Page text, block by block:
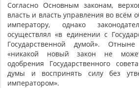
Согласно Основным законам,
власть и власть управления во всём
императору, однако
осуществлял «в единении с
Государственной думой».
«никакой новый закон не
одобрения Государственного
думы и воспринять силу без
императором».